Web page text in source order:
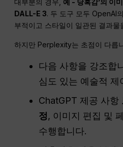
대부분의 경우, 예 - 당혹감’의 이
DALL-E 3. 두 도구 모두 OpenAI
부적이고 스타일이 일관된 결과물
하지만 Perplexity는 초점이 다릅
다음 사항을 강조합
심도 있는 예술적 제
ChatGPT 제공 사항
정, 이미지 편집 및
수행합니다.